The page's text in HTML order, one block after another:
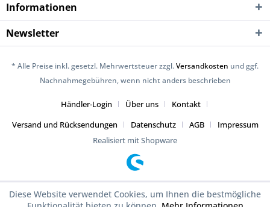
Informationen
Newsletter
* Alle Preise inkl. gesetzl. Mehrwertsteuer zzgl.Versandkosten und ggf.
Nachnahmegebühren, wenn nicht anders beschrieben
Händler-Login Über uns
Kontakt
Versand und Rücksendungen
Datenschutz AGB
Impressum
Realisiert mit Shopware
Diese Website verwendet Cookies, um Ihnen die bestmögliche